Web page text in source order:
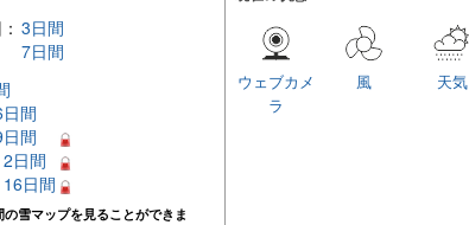
3日間
7日間
間
間
日間
日間
雪マップを見ることができま
天気
風
ウェブカメ
ラ